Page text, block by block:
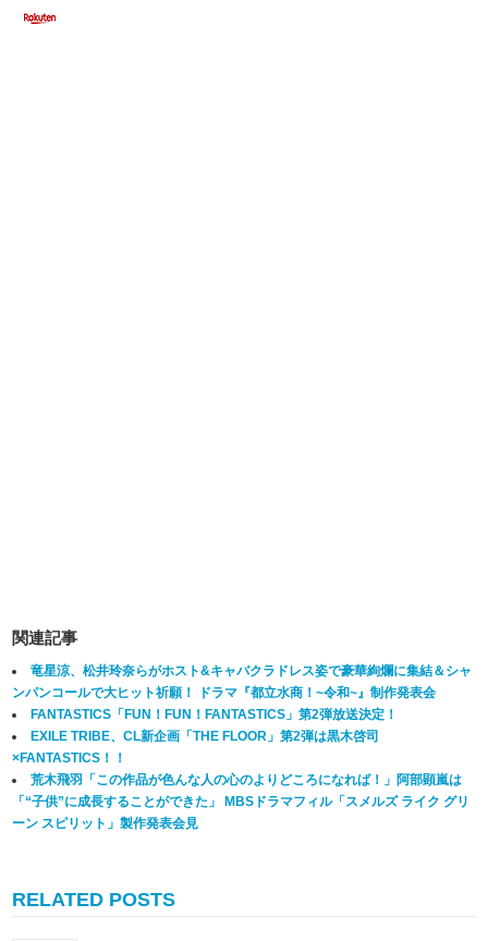
関連記事
竜星涼、松井玲奈らがホスト&キャバクラドレス姿で豪華絢爛に集結＆シャ
ンパンコールで大ヒット祈願！ ドラマ『都立水商！~令和~』制作発表会
FANTASTICS「FUN！FUN！FANTASTICS」第2弾放送決定！
EXILE TRIBE、CL新企画「THE FLOOR」第2弾は黒木啓司
×FANTASTICS！！
荒木飛羽「この作品が色んな人の心のよりどころになれば！」阿部顕嵐は
「“子供”に成長することができた」 MBSドラマフィル「スメルズ ライク グリ
ーン スピリット」製作発表会見
RELATED POSTS